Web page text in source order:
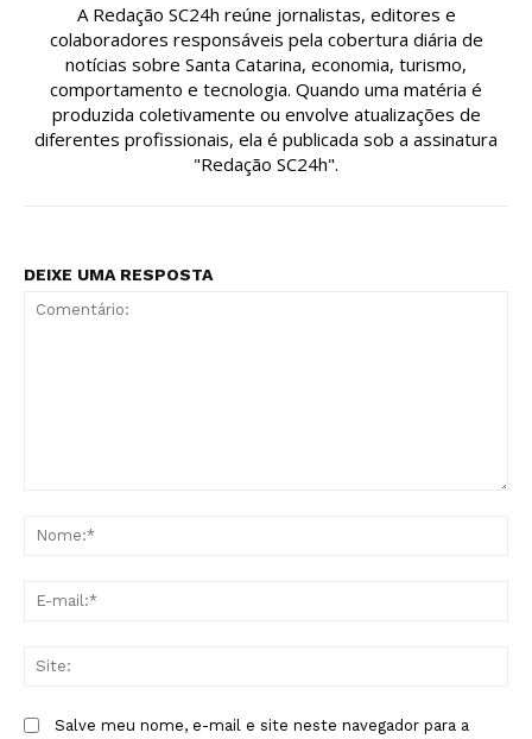
A Redação SC24h reúne jornalistas, editores e
colaboradores responsáveis pela cobertura diária de
notícias sobre Santa Catarina, economia, turismo,
comportamento e tecnologia. Quando uma matéria é
produzida coletivamente ou envolve atualizações de
diferentes profissionais, ela é publicada sob a assinatura
"Redação SC24h".
DEIXE UMA RESPOSTA
Salve meu nome, e-mail e site neste navegador para a